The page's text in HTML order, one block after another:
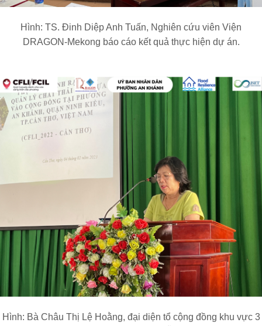
Hình: TS. Đinh Diệp Anh Tuấn, Nghiên cứu viên Viện
DRAGON-Mekong báo cáo kết quả thực hiện dự án.
Hình: Bà Châu Thị Lệ Hoằng, đại diện tổ cộng đồng khu vực 3